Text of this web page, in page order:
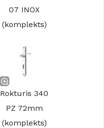
07 INOX
(komplekts)
Rokturis 340
PZ 72mm
(komplekts)